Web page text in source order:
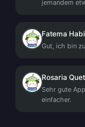
jemandem
Fatema
Gut, ich bin
Rosaria
Sehr gute
einfacher.